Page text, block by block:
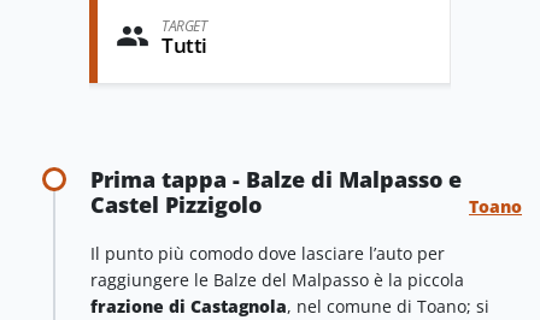
TARGET
Tutti
Prima tappa - Balze di Malpasso e
Castel Pizzigolo
Toano
Il punto più comodo dove lasciare l’auto per
raggiungere le Balze del Malpasso è la piccola
frazione di Castagnola, nel comune di Toano; si